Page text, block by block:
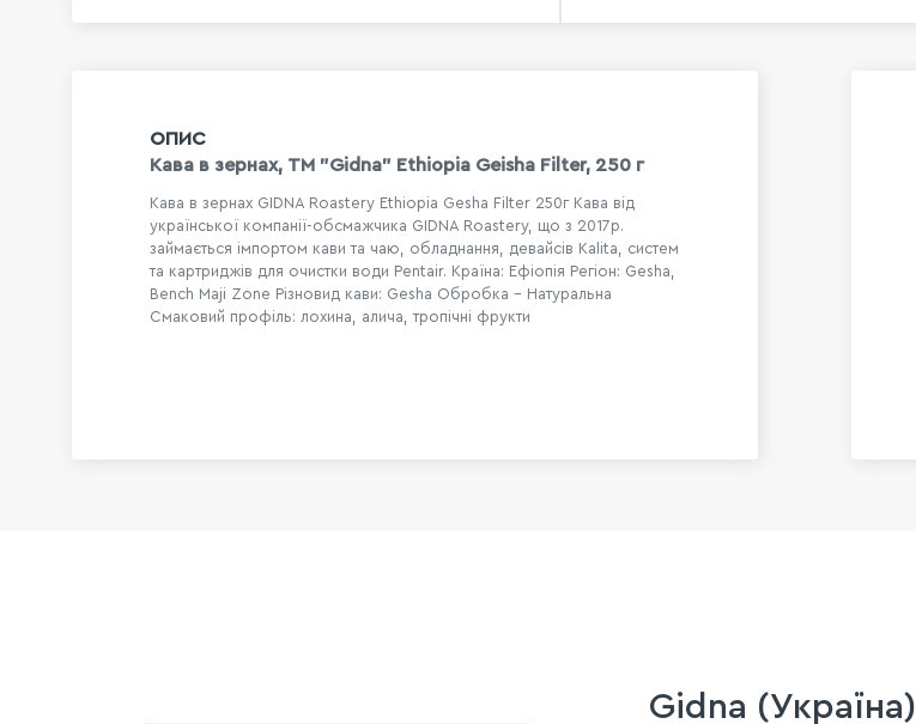
ОПИС
Кава в зeрнах, TM "Gidna" Ethiopia Geisha Filter, 250 г
Кава в зернах GIDNA Roastery Ethiopia Gesha Filter 250г Кава від
української компанії-обсмажчика GIDNA Roastery, що з 2017р.
займається імпортом кави та чаю, обладнання, девайсів Kalita, систем
та картриджів для очистки води Pentair. Країна: Ефіопія Регіон: Gesha,
Bench Maji Zone Різновид кави: Gesha Обробка – Натуральна
Смаковий профіль: лохина, алича, тропічні фрукти
Gidna (Україна)